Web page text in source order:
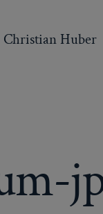
Christian Huber